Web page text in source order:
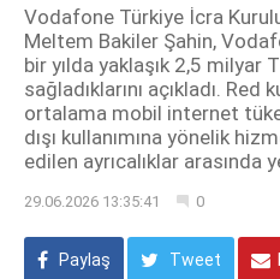
Vodafone Türkiye İcra Kurulu
Meltem Bakiler Şahin,
bir yılda yaklaşık 2,5 milyar
sağladıklarını açıkladı. Red
ortalama mobil internet
dışı kullanımına yönelik
edilen ayrıcalıklar arasında
29.06.2026 13:35:41 0
Paylaş Tweet